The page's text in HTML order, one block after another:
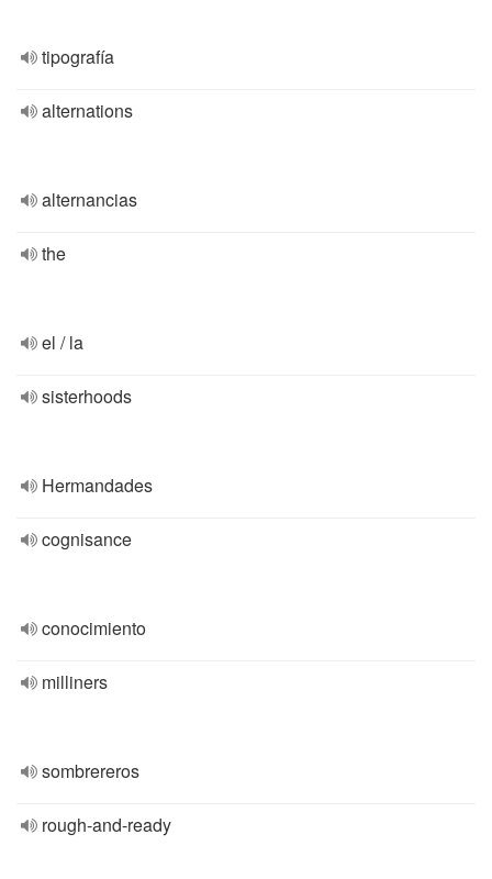
tipografía
alternations
alternancias
the
el / la
sisterhoods
Hermandades
cognisance
conocimiento
milliners
sombrereros
rough-and-ready